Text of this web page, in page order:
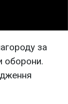
за
оборони.